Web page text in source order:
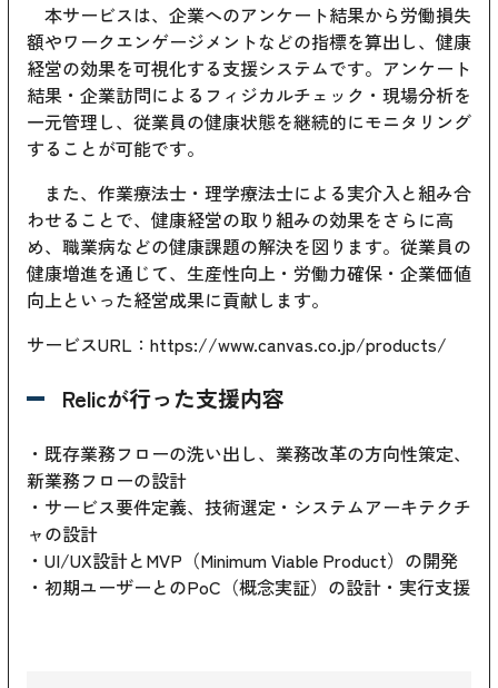
本サービスは、企業へのアンケート結果から労働損失
額やワークエンゲージメントなどの指標を算出し、健康
経営の効果を可視化する支援システムです。アンケート
結果・企業訪問によるフィジカルチェック・現場分析を
一元管理し、従業員の健康状態を継続的にモニタリング
することが可能です。
また、作業療法士・理学療法士による実介入と組み合
わせることで、健康経営の取り組みの効果をさらに高
め、職業病などの健康課題の解決を図ります。従業員の
健康増進を通じて、生産性向上・労働力確保・企業価値
向上といった経営成果に貢献します。
サービスURL： https://www.canvas.co.jp/products/
Relicが行った支援内容
・既存業務フローの洗い出し、業務改革の方向性策定、
新業務フローの設計
・サービス要件定義、技術選定・システムアーキテクチ
ャの設計
・UI/UX設計とMVP（Minimum Viable Product）の開発
・初期ユーザーとのPoC（概念実証）の設計・実行支援